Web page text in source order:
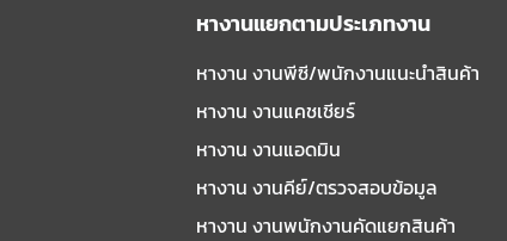
หางานแยกตามประเภทงาน
หางาน งานพีซี/พนักงานแนะนําสินค้า
หางาน งานแคชเชียร์
หางาน งานแอดมิน
หางาน งานคีย์/ตรวจสอบข้อมูล
หางาน งานพนักงานคัดแยกสินค้า